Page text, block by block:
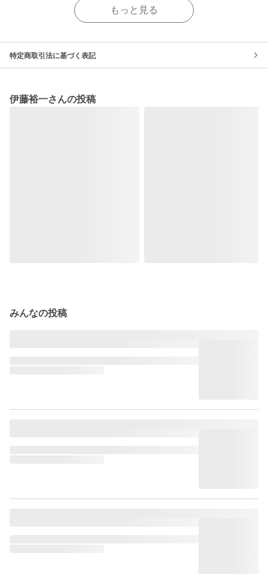
もっと見る
特定商取引法に基づく表記
伊藤裕一さんの投稿
みんなの投稿